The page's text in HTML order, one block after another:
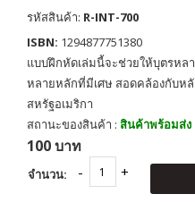
รหัสสินค้า: R-INT-700
ISBN: 1294877751380
แบบฝึกหัดเล่มนี้จะช่วยให้บุตรหล
หลายหลักที่มีเศษ สอดคล้องกับห
สหรัฐอเมริกา
สถานะของสินค้า : สินค้าพร้อมส่ง
100 บาท
จำนวน: